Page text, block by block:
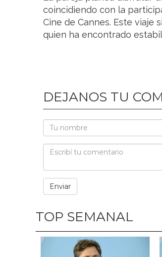
coincidiendo con la
Cine de Cannes. Este viaje
quien ha encontrado
DEJANOS TU
TOP SEMANAL